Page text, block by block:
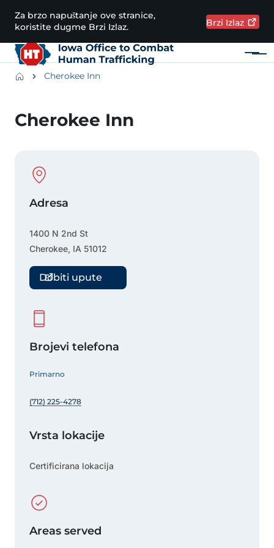
Preskoči na glavni sadržaj
Za brzo napuštanje ove stranice,
koristite dugme Brzi Izlaz.
Brzi Izlaz
Meni
BreadcrumbsCherokee Inn
Cherokee Inn
Physical Location
Adresa
1400 N 2nd St
Cherokee, IA 51012
Dobiti upute
Brojevi telefona
Primarno
(712) 225-4278
Vrsta lokacije
Certificirana lokacija
Areas served